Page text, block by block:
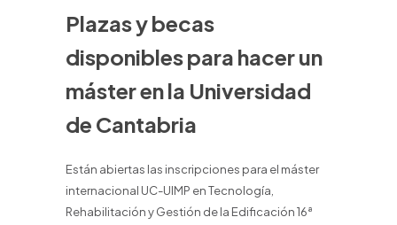
Plazas y becas
disponibles para hacer un
máster en la Universidad
de Cantabria
Están abiertas las inscripciones para el máster
internacional UC-UIMP en Tecnología,
Rehabilitación y Gestión de la Edificación 16ª